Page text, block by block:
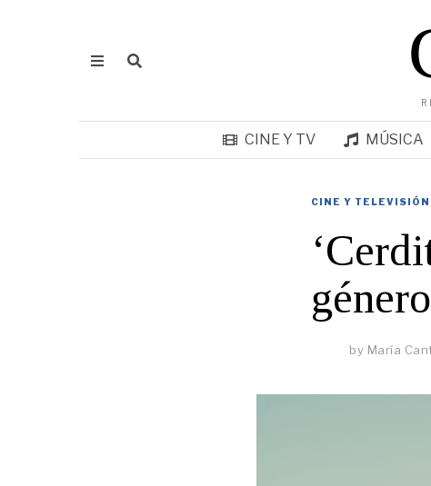
CINE Y TV MÚSICA
CINE Y TELEVISIÓN
by María